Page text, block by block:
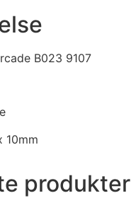
B023 9107
10mm
produkter